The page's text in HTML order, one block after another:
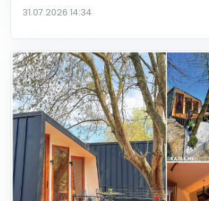
31.07.2026 14:34